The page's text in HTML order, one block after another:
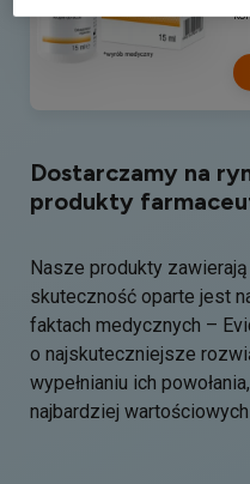
Dostarczamy na
produkty
Nasze produkty zawierają
skuteczność oparte jest
faktach medycznych –
o najskuteczniejsze
wypełnianiu ich
najbardziej